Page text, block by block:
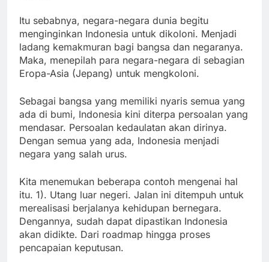
Itu sebabnya, negara-negara dunia begitu
menginginkan Indonesia untuk dikoloni. Menjadi
ladang kemakmuran bagi bangsa dan negaranya.
Maka, menepilah para negara-negara di sebagian
Eropa-Asia (Jepang) untuk mengkoloni.
Sebagai bangsa yang memiliki nyaris semua yang
ada di bumi, Indonesia kini diterpa persoalan yang
mendasar. Persoalan kedaulatan akan dirinya.
Dengan semua yang ada, Indonesia menjadi
negara yang salah urus.
Kita menemukan beberapa contoh mengenai hal
itu. 1). Utang luar negeri. Jalan ini ditempuh untuk
merealisasi berjalanya kehidupan bernegara.
Dengannya, sudah dapat dipastikan Indonesia
akan didikte. Dari roadmap hingga proses
pencapaian keputusan.